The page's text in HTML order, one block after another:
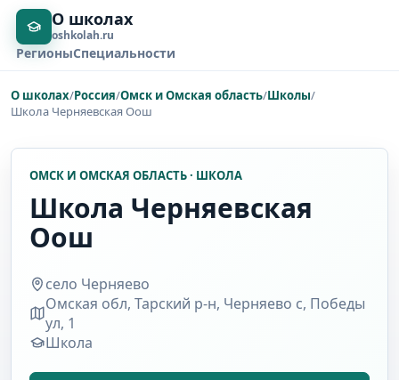
О школах
oshkolah.ru
РегионыСпециальности
О школах/Россия/Омск и Омская область/Школы/
Школа Черняевская Оош
ОМСК И ОМСКАЯ ОБЛАСТЬ · ШКОЛА
Школа Черняевская
Оош
село Черняево
Омская обл, Тарский р-н, Черняево с, Победы
ул, 1
Школа